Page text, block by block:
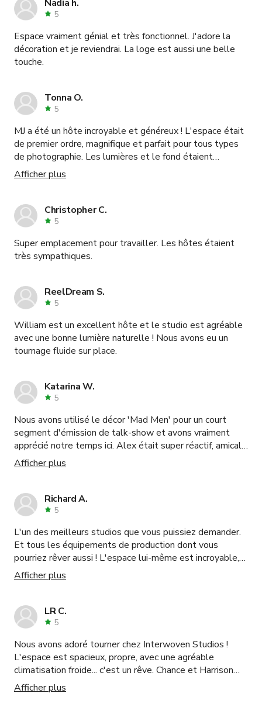
Nadia h.
5
Espace vraiment génial et très fonctionnel. J'adore la
décoration et je reviendrai. La loge est aussi une belle
touche.
Tonna O.
5
MJ a été un hôte incroyable et généreux ! L'espace était
de premier ordre, magnifique et parfait pour tous types
de photographie. Les lumières et le fond étaient
incroyablement utiles et ce fut une expérience
globalement agréable. 10/10 je recommande
Afficher plus
Christopher C.
5
Super emplacement pour travailler. Les hôtes étaient
très sympathiques.
ReelDream S.
5
William est un excellent hôte et le studio est agréable
avec une bonne lumière naturelle ! Nous avons eu un
tournage fluide sur place.
Katarina W.
5
Nous avons utilisé le décor 'Mad Men' pour un court
segment d'émission de talk-show et avons vraiment
apprécié notre temps ici. Alex était super réactif, amical
et serviable et l'espace est magnifique. Avoir le mur
blanc/écran vert disponible est aussi un énorme plus. Je
Afficher plus
Richard A.
5
L'un des meilleurs studios que vous puissiez demander.
Et tous les équipements de production dont vous
pourriez rêver aussi ! L'espace lui-même est incroyable,
beaucoup d'espace dans et autour du cyclorama, avec
des pièces séparées pour se changer, se maquiller, etc.
studio sont parmi les plus formidables, professionnelles
et serviables avec qui j'ai jamais travaillé. Si vous pensez
qu'avec ces gens.
Afficher plus
LR C.
5
Nous avons adoré tourner chez Interwoven Studios !
L'espace est spacieux, propre, avec une agréable
climatisation froide... c'est un rêve. Chance et Harrison
étaient très accommodants, gentils et rapides à
répondre aux nombreuses questions/demandes que
Afficher plus